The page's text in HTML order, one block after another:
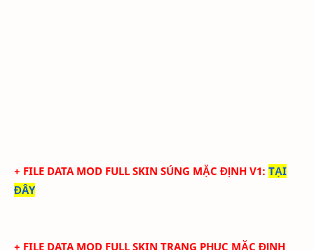
+ FILE DATA MOD FULL SKIN SÚNG MẶC ĐỊNH V1: TẠI
ĐÂY
+ FILE DATA MOD FULL SKIN TRANG PHỤC MẶC ĐỊNH